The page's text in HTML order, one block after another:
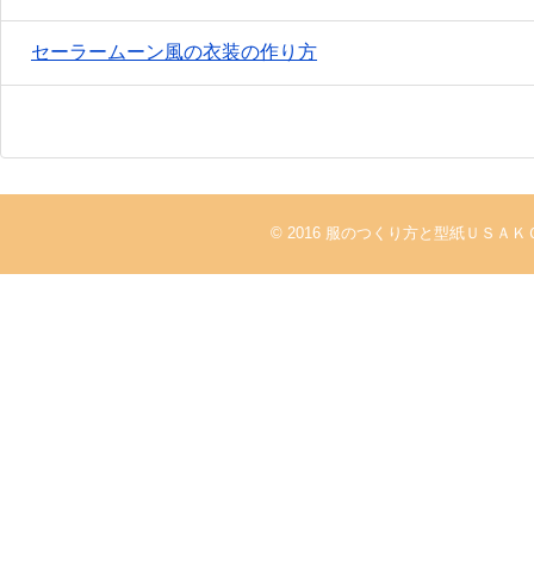
セーラームーン風の衣装の作り方
© 2016 服のつくり方と型紙ＵＳＡＫ